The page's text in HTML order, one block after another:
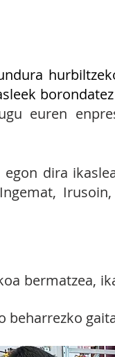
euren
dira
bermatzea,
beharrezko